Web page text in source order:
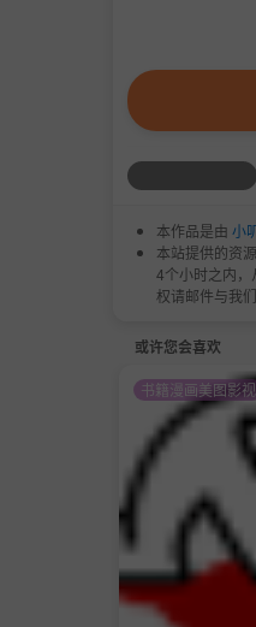
本作品是由 小
本站提供的资
4个小时之内，
权请邮件与我
或许您会喜欢
书籍漫画美图影视